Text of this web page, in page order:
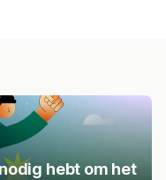
hebt om het